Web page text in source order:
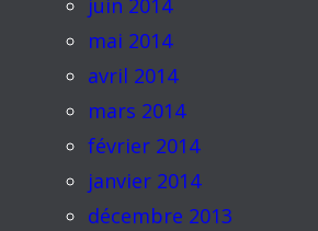
juin 2014
mai 2014
avril 2014
mars 2014
février 2014
janvier 2014
décembre 2013